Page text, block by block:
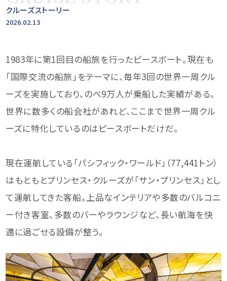
クルーズストーリー
2026.02.13
1983年に第1回目の船旅を行ったピースボート。現在も
「国際交流の船旅」をテーマに、毎年3回の世界一周クル
ーズを実施しており、のべ9万人が乗船した実績がある。
世界に数多くの船会社があれど、ここまで世界一周クル
ーズに特化しているのはピースボートだけだ。
現在運航している「パシフィック・ワールド」（77,441トン）
はもともとプリンセス・クルーズが「サン・プリンセス」とし
て運航してきた客船。上品なインテリアや多数のバルコニ
ー付き客室、多数のバーやラウンジなど、長い航海を快
適に過ごせる設備が整う。